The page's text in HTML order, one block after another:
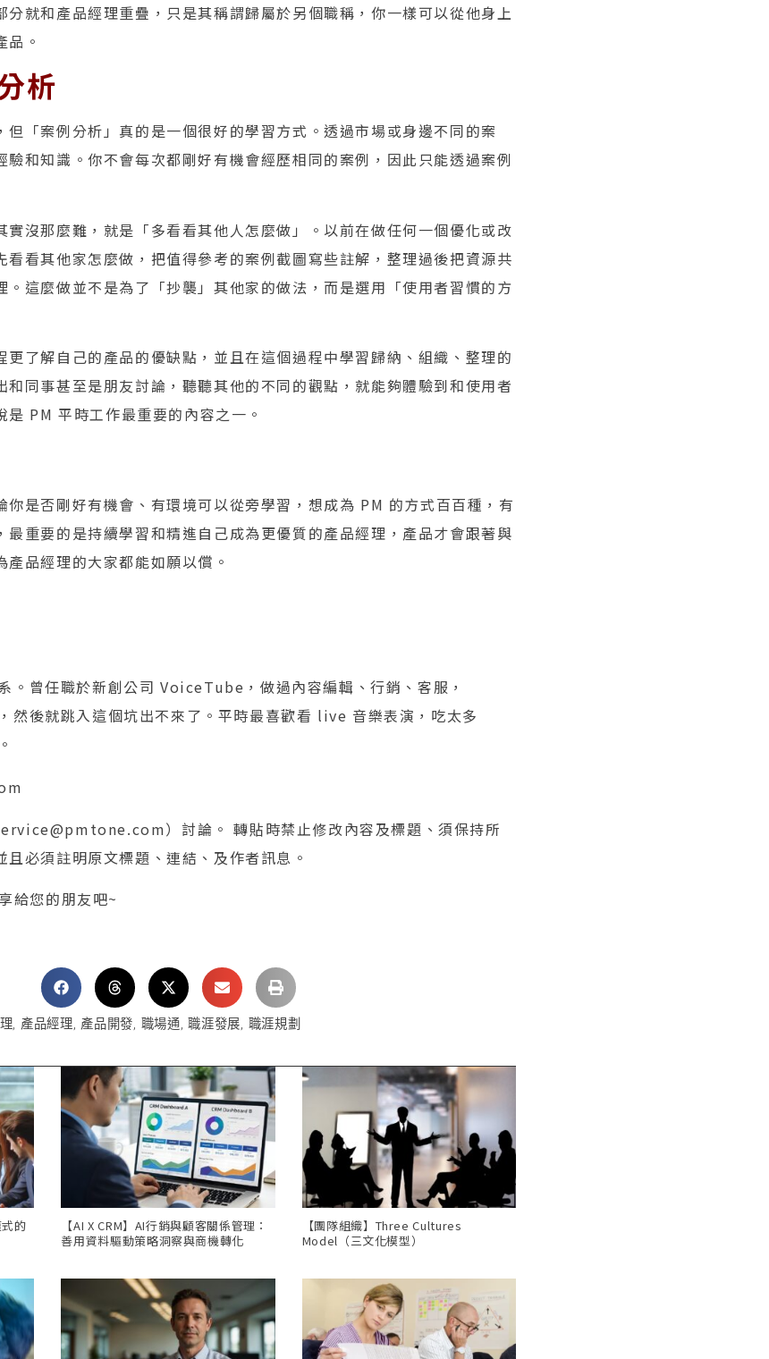
分就和產品經理重疊，只是其稱謂歸屬於另個職稱，你一樣可以從他身上
品。
析
但「案例分析」真的是一個很好的學習方式。透過市場或身邊不同的案
驗和知識。你不會每次都剛好有機會經歷相同的案例，因此只能透過案例
實沒那麼難，就是「多看看其他人怎麼做」。以前在做任何一個優化或改
看看其他家怎麼做，把值得參考的案例截圖寫些註解，整理過後把資源共
。這麼做並不是為了「抄襲」其他家的做法，而是選用「使用者習慣的方
更了解自己的產品的優缺點，並且在這個過程中學習歸納、組織、整理的
和同事甚至是朋友討論，聽聽其他的不同的觀點，就能夠體驗到和使用者
PM 平時工作最重要的內容之一。
你是否剛好有機會、有環境可以從旁學習，想成為 PM 的方式百百種，有
最重要的是持續學習和精進自己成為更優質的產品經理，產品才會跟著與
品經理的大家都能如願以償。
。曾任職於新創公司 VoiceTube，做過內容編輯、行銷、客服，
然後就跳入這個坑出不來了。平時最喜歡看 live 音樂表演，吃太多
）討論。 轉貼時禁止修改內容及標題、須保持所
必須註明原文標題、連結、及作者訊息。
給您的朋友吧~
, 產品經理, 產品開發, 職場通,職涯發展, 職涯規劃
的
【AI X CRM】AI行銷與顧客關係管理：
善用資料驅動策略洞察與商機轉化
【團隊組織】Three Cultures
Model（三文化模型）